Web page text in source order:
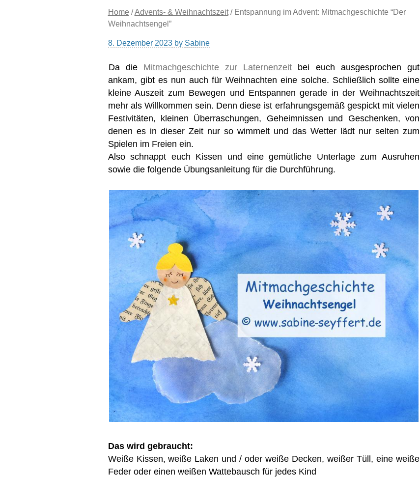
Home /Advents- & Weihnachtszeit/ Entspannung im Advent: Mitmachgeschichte “Der
Weihnachtsengel”
8. Dezember 2023by Sabine
Da die Mitmachgeschichte zur Laternenzeit bei euch ausgesprochen gut
ankam, gibt es nun auch für Weihnachten eine solche. Schließlich sollte eine
kleine Auszeit zum Bewegen und Entspannen gerade in der Weihnachtszeit
mehr als Willkommen sein. Denn diese ist erfahrungsgemäß gespickt mit vielen
Festivitäten, kleinen Überraschungen, Geheimnissen und Geschenken, von
denen es in dieser Zeit nur so wimmelt und das Wetter lädt nur selten zum
Spielen im Freien ein.
Also schnappt euch Kissen und eine gemütliche Unterlage zum Ausruhen
sowie die folgende Übungsanleitung für die Durchführung.
Das wird gebraucht:
Weiße Kissen, weiße Laken und / oder weiße Decken, weißer Tüll, eine weiße
Feder oder einen weißen Wattebausch für jedes Kind